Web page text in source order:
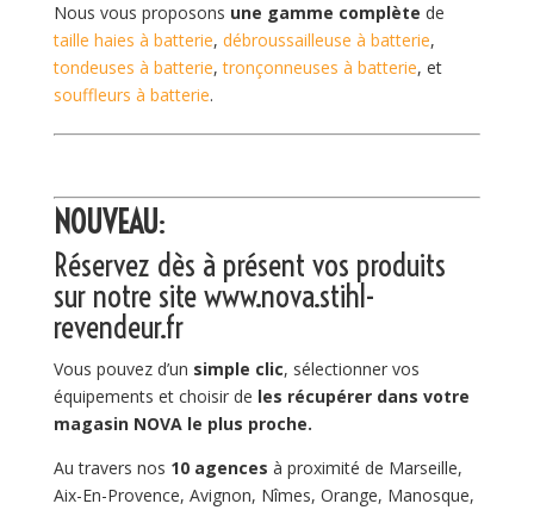
Nous vous proposons une gamme complète de
taille haies à batterie, débroussailleuse à batterie,
tondeuses à batterie,tronçonneuses à batterie, et
souffleurs à batterie.
NOUVEAU:
Réservez dès à présent vos produits
sur notre sitewww.nova.stihl-
revendeur.fr
Vous pouvez d’un simple clic, sélectionner vos
équipements et choisir de les récupérer dans votre
magasin NOVA le plus proche.
Au travers nos 10 agences à proximité de Marseille,
Aix-En-Provence, Avignon, Nîmes, Orange, Manosque,